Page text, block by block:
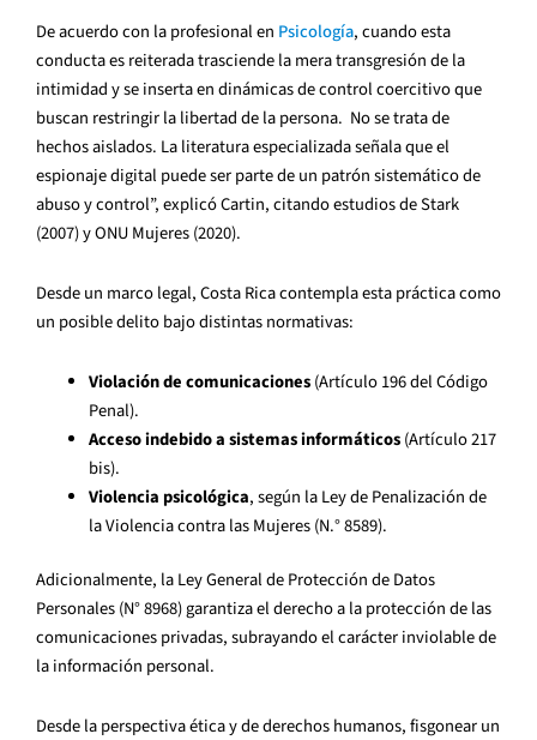
De acuerdo con la profesional en Psicología, cuando esta
conducta es reiterada trasciende la mera transgresión de la
intimidad y se inserta en dinámicas de control coercitivo que
buscan restringir la libertad de la persona. No se trata de
hechos aislados. La literatura especializada señala que el
espionaje digital puede ser parte de un patrón sistemático de
abuso y control”, explicó Cartin, citando estudios de Stark
(2007) y ONU Mujeres (2020).
Desde un marco legal, Costa Rica contempla esta práctica como
un posible delito bajo distintas normativas:
Violación de comunicaciones(Artículo 196 del Código
Penal).
Acceso indebido a sistemas informáticos(Artículo 217
bis).
Violencia psicológica, según la Ley de Penalización de
la Violencia contra las Mujeres (N.° 8589).
Adicionalmente, la Ley General de Protección de Datos
Personales (N° 8968) garantiza el derecho a la protección de las
comunicaciones privadas, subrayando el carácter inviolable de
la información personal.
Desde la perspectiva ética y de derechos humanos, fisgonear un